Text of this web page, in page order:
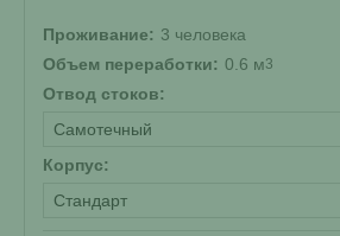
Проживание: 3 человека
Объем переработки: 0.6 м3
Отвод стоков:
Самотечный
Корпус:
Стандарт